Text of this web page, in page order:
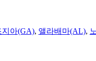
지아(GA), 앨라배마(AL),